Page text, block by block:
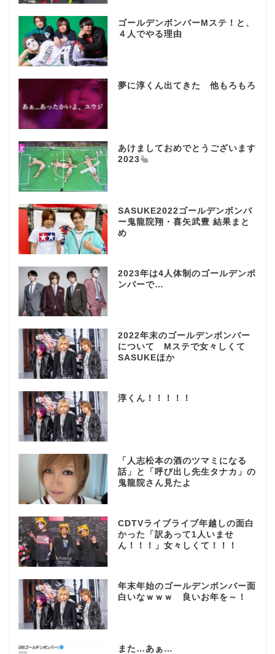
ゴールデンボンバーMステ！と、
４人でやる理由
夢に淳くん出てきた 他もろもろ
あけましておめでとうございます
2023
SASUKE2022ゴールデンボンバ
ー鬼龍院翔・喜矢武豊 結果まと
め
2023年は4人体制のゴールデンボ
ンバーで…
2022年末のゴールデンボンバー
について Mステで女々しくて
SASUKEほか
淳くん！！！！！
「人志松本の酒のツマミになる
話」と「呼び出し先生タナカ」の
鬼龍院さん見たよ
CDTVライブライブ年越しの面白
かった「訳あって1人いませ
ん！！！」女々しくて！！！
年末年始のゴールデンボンバー面
白いなｗｗｗ 良いお年を～！
また…あぁ…